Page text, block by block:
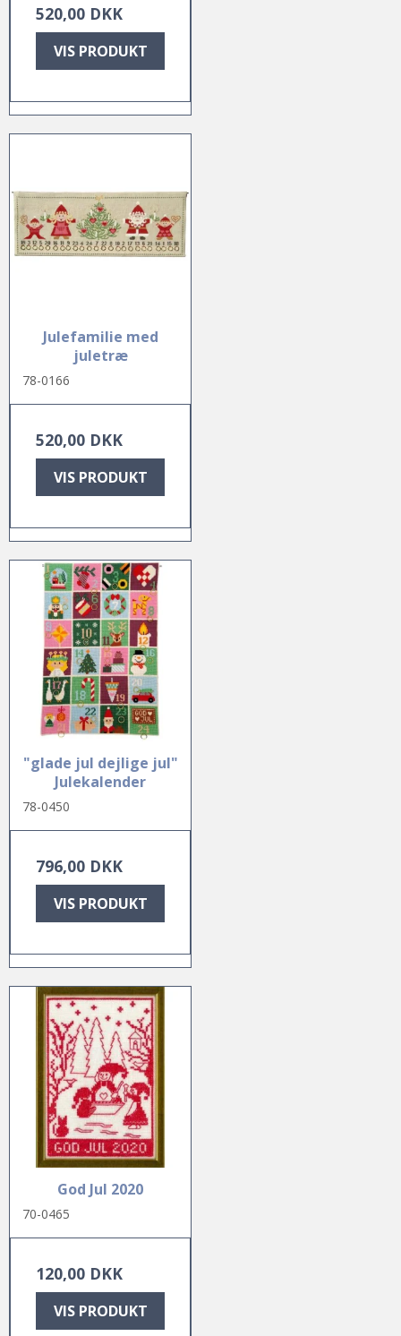
520,00 DKK
VIS PRODUKT
Julefamilie med
juletræ
78-0166
520,00 DKK
VIS PRODUKT
"glade jul dejlige jul"
Julekalender
78-0450
796,00 DKK
VIS PRODUKT
God Jul 2020
70-0465
120,00 DKK
VIS PRODUKT